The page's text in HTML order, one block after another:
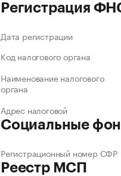
Регистрация
Дата регистрации
Код налогового органа
Наименование налогового
органа
Адрес налоговой
Социальные
Регистрационный номер СФР
Реестр МСП